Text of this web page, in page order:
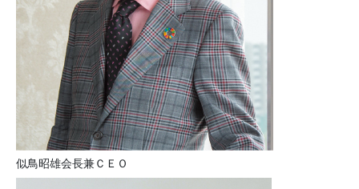
似鳥昭雄会長兼ＣＥＯ